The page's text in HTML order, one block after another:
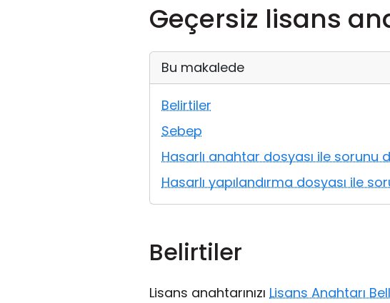
Geçersiz lisans
Bu makalede
Belirtiler
Sebep
Hasarlı anahtar dosyası ile sorunu
Hasarlı yapılandırma dosyası ile
Belirtiler
Lisans anahtarınızı Lisans Anahtarı